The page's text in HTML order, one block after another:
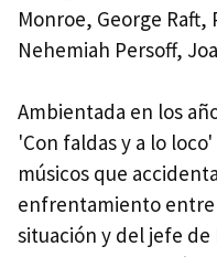
Monroe, George Raft,
Nehemiah Persoff,
Ambientada en los
'Con faldas y a lo
músicos que
enfrentamiento entre
situación y del jefe